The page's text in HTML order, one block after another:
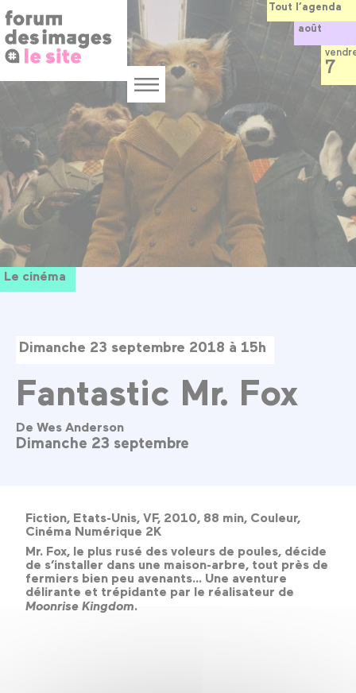
Panneau de gestion des cookies
au
contenu
principal
Menu
Le cinéma
Dimanche 23 septembre 2018 à 15h
Fantastic Mr. Fox
De Wes Anderson
Dimanche 23 septembre
Fiction, Etats-Unis, VF, 2010, 88 min, Couleur,
Cinéma Numérique 2K
Mr. Fox, le plus rusé des voleurs de poules, décide
de s’installer dans une maison-arbre, tout près de
fermiers bien peu avenants... Une aventure
délirante et trépidante par le réalisateur de
Moonrise Kingdom.
Tout l’agenda
août
7